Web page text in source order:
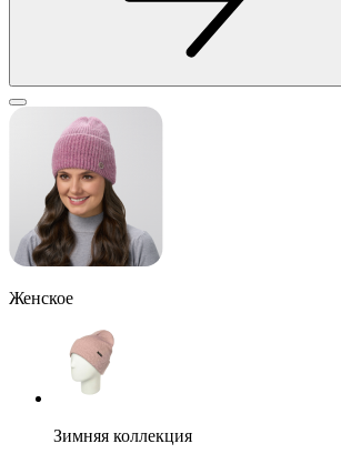
Женское
Зимняя коллекция